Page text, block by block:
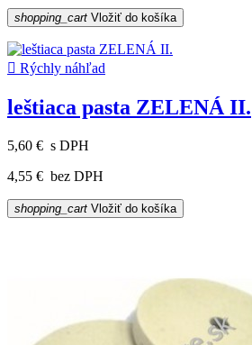
shopping_cart Vložiť do košíka
 Rýchly náhľad
leštiaca pasta ZELENÁ II.
5,60 € s DPH
4,55 € bez DPH
shopping_cart Vložiť do košíka